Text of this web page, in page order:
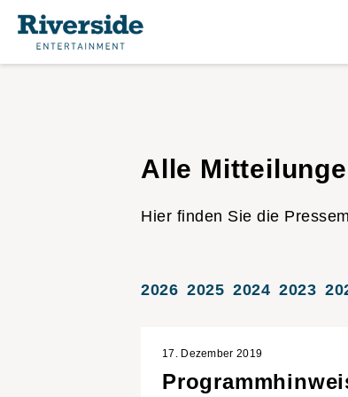
Alle
Hier finden Sie die
2026 2025 2024 2023
17. Dezember 2019